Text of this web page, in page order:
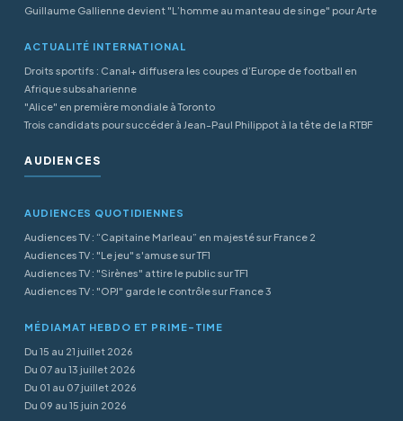
Guillaume Gallienne devient "L’homme au manteau de singe" pour Arte
ACTUALITÉ INTERNATIONAL
Droits sportifs : Canal+ diffusera les coupes d’Europe de football en
Afrique subsaharienne
"Alice" en première mondiale à Toronto
Trois candidats pour succéder à Jean-Paul Philippot à la tête de la RTBF
AUDIENCES
AUDIENCES QUOTIDIENNES
Audiences TV : “Capitaine Marleau” en majesté sur France 2
Audiences TV : "Le jeu" s'amuse sur TF1
Audiences TV : "Sirènes" attire le public sur TF1
Audiences TV : "OPJ" garde le contrôle sur France 3
MÉDIAMAT HEBDO ET PRIME-TIME
Du 15 au 21 juillet 2026
Du 07 au 13 juillet 2026
Du 01 au 07 juillet 2026
Du 09 au 15 juin 2026